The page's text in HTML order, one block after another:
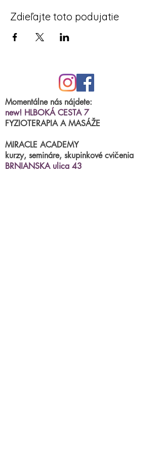
Zdieľajte toto podujatie
Momentálne nás nájdete:
new! HLBOKÁ CESTA 7
FYZIOTERAPIA A MASÁŽE
MIRACLE ACADEMY
kurzy, semináre, skupinkové cvičenia
BRNIANSKA ulica 43